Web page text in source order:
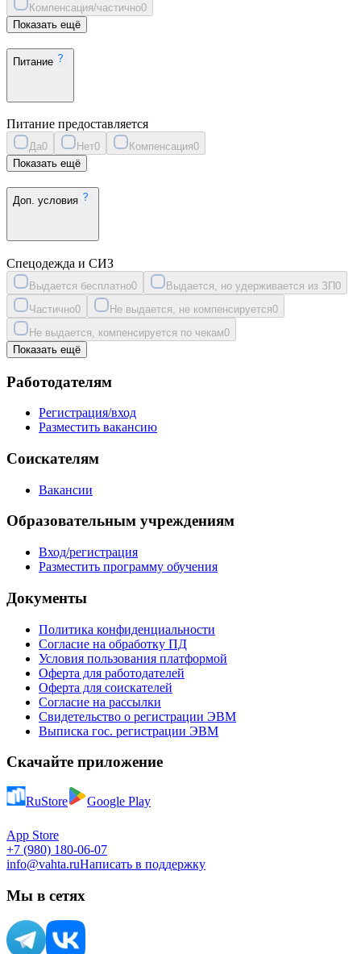
Компенсация/частично0
Показать ещё
Питание
Питание предоставляется
Да0 Нет0 Компенсация0
Показать ещё
Доп. условия
Спецодежда и СИЗ
Выдается бесплатно0 Выдается, но удерживается из ЗП0
Частично0 Не выдается, не компенсируется0
Не выдается, компенсируется по чекам0
Показать ещё
Работодателям
Регистрация/вход
Разместить вакансию
Соискателям
Вакансии
Образовательным учреждениям
Вход/регистрация
Разместить программу обучения
Документы
Политика конфиденциальности
Согласие на обработку ПД
Условия пользования платформой
Оферта для работодателей
Оферта для соискателей
Согласие на рассылки
Свидетельство о регистрации ЭВМ
Выписка гос. регистрации ЭВМ
Скачайте приложение
RuStore Google Play
App Store
+7 (980) 180-06-07
info@vahta.ruНаписать в поддержку
Мы в сетях